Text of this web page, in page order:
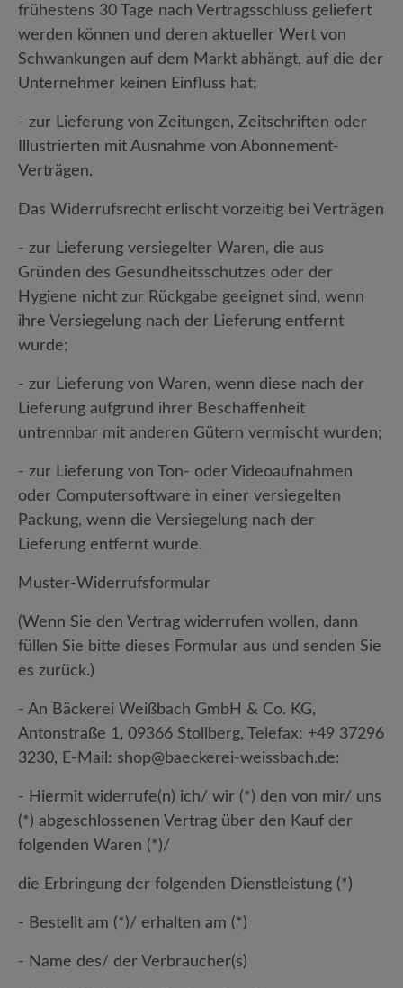
frühestens 30 Tage nach Vertragsschluss geliefert
werden können und deren aktueller Wert von
Schwankungen auf dem Markt abhängt, auf die der
Unternehmer keinen Einfluss hat;
- zur Lieferung von Zeitungen, Zeitschriften oder
Illustrierten mit Ausnahme von Abonnement-
Verträgen.
Das Widerrufsrecht erlischt vorzeitig bei Verträgen
- zur Lieferung versiegelter Waren, die aus
Gründen des Gesundheitsschutzes oder der
Hygiene nicht zur Rückgabe geeignet sind, wenn
ihre Versiegelung nach der Lieferung entfernt
wurde;
- zur Lieferung von Waren, wenn diese nach der
Lieferung aufgrund ihrer Beschaffenheit
untrennbar mit anderen Gütern vermischt wurden;
- zur Lieferung von Ton- oder Videoaufnahmen
oder Computersoftware in einer versiegelten
Packung, wenn die Versiegelung nach der
Lieferung entfernt wurde.
Muster-Widerrufsformular
(Wenn Sie den Vertrag widerrufen wollen, dann
füllen Sie bitte dieses Formular aus und senden Sie
es zurück.)
- An Bäckerei Weißbach GmbH & Co. KG,
Antonstraße 1, 09366 Stollberg, Telefax: +49 37296
3230, E-Mail: shop@baeckerei-weissbach.de:
- Hiermit widerrufe(n) ich/ wir (*) den von mir/ uns
(*) abgeschlossenen Vertrag über den Kauf der
folgenden Waren (*)/
die Erbringung der folgenden Dienstleistung (*)
- Bestellt am (*)/ erhalten am (*)
- Name des/ der Verbraucher(s)